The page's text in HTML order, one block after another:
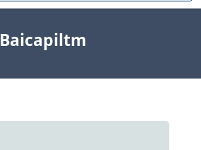
Baicapiltm